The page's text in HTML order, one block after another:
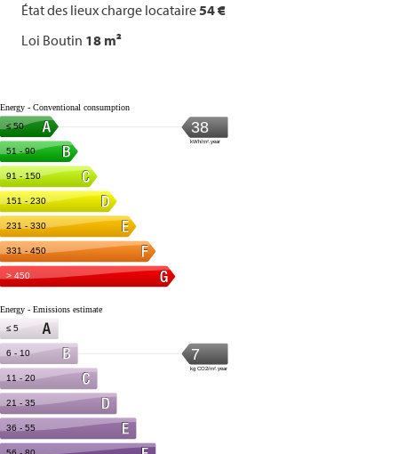
État des lieux charge locataire54 €
Loi Boutin 18 m²